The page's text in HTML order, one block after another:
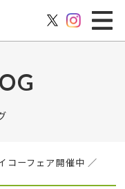
コーフェア開催中 ／